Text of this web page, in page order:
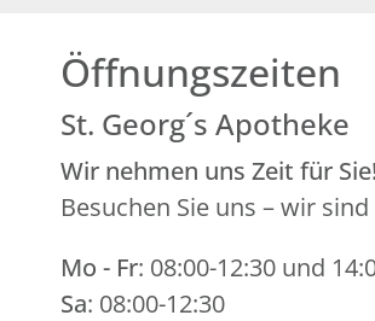
Öffnungszeiten
St. Georg´s Apotheke
Wir nehmen uns Zeit für Sie!
Besuchen Sie uns – wir
Mo - Fr: 08:00-12:30 und
Sa: 08:00-12:30